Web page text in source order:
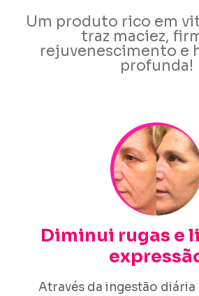
Um produto rico em
traz maciez,
rejuvenescimento e
profunda!
Diminui rugas e
Através da ingestão